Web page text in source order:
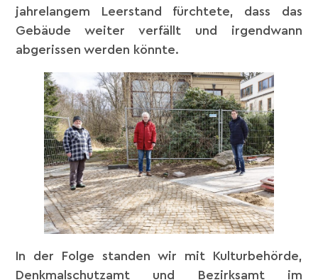
jahrelangem Leerstand fürchtete, dass das
Gebäude weiter verfällt und irgendwann
abgerissen werden könnte.
In der Folge standen wir mit Kulturbehörde,
Denkmalschutzamt und Bezirksamt im